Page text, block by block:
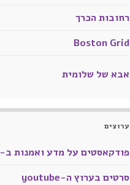
רחובות הכרך
Boston Grid
אבא של שלומית
ערוצים
פודקאסטים על מדע ואמנות ב-soundcloud
סרטים בערוץ ה-youtube